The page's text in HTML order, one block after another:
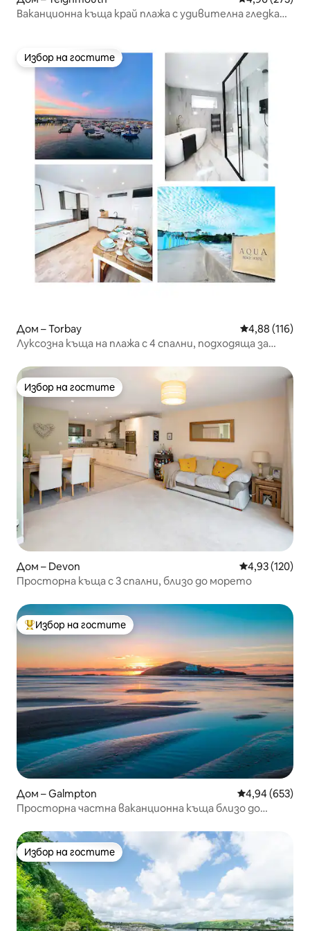
Ваканционна къща край плажа с удивителна гледка
Избор на гостите
Избор на гостите
Дом – Torbay Средна
4,88 (116)
Луксозна къща на плажа с 4 спални, подходяща за
Избор на гостите
Избор на гостите
Дом – Devon Средна
4,93 (120)
Просторна къща с 3 спални, близо до морето
Най-популярен избор на гостите
Избор на гостите
Дом – Galmpton Средна
4,94 (653)
Просторна частна ваканционна къща близо до
Избор на гостите
Избор на гостите